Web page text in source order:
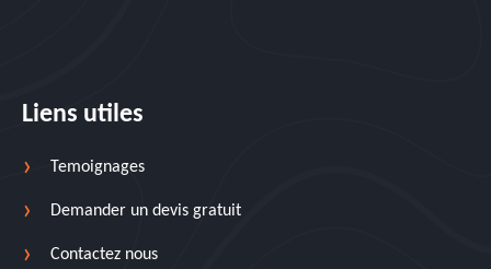
Liens utiles
Temoignages
Demander un devis gratuit
Contactez nous